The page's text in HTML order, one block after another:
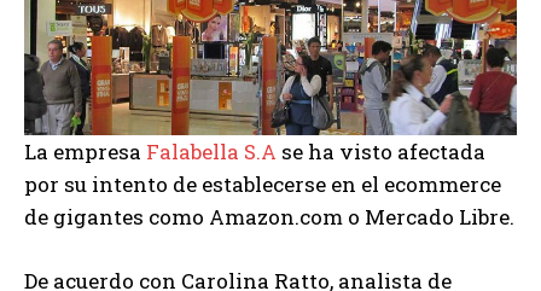
La empresa Falabella S.A se ha visto afectada
por su intento de establecerse en el ecommerce
de gigantes como Amazon.com o Mercado Libre.
De acuerdo con Carolina Ratto, analista de